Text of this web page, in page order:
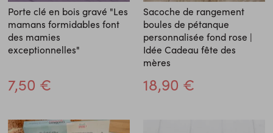
Porte clé en bois gravé "Les
mamans formidables font
des mamies
exceptionnelles"
7,50 €
Sacoche de rangement
boules de pétanque
personnalisée fond rose |
Idée Cadeau fête des
mères
18,90 €